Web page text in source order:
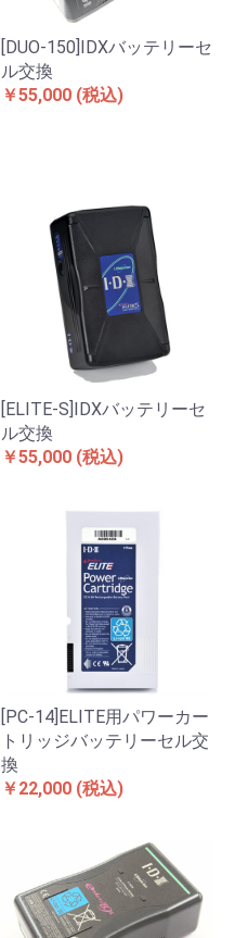
[DUO-150]IDXバッテリーセ
ル交換
￥55,000 (税込)
[ELITE-S]IDXバッテリーセ
ル交換
￥55,000 (税込)
[PC-14]ELITE用パワーカー
トリッジバッテリーセル交
換
￥22,000 (税込)